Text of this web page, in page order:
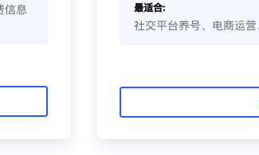
信息
最适合:
社交平台养号、电商运